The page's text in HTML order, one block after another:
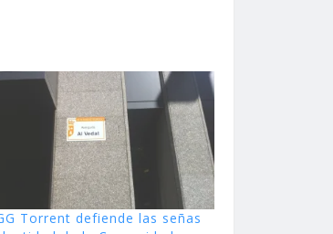
Torrent defiende las señas